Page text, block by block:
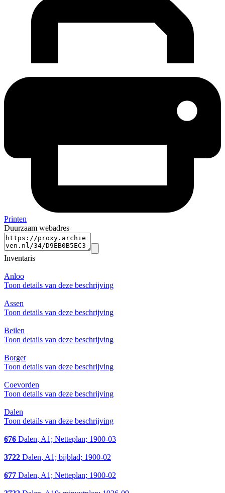
Printen
Duurzaam webadres
Inventaris
Anloo
Toon details van deze beschrijving
Assen
Toon details van deze beschrijving
Beilen
Toon details van deze beschrijving
Borger
Toon details van deze beschrijving
Coevorden
Toon details van deze beschrijving
Dalen
Toon details van deze beschrijving
676 Dalen, A1; Netteplan; 1900-03
3722 Dalen, A1; bijblad; 1900-02
677 Dalen, A1; Netteplan; 1900-02